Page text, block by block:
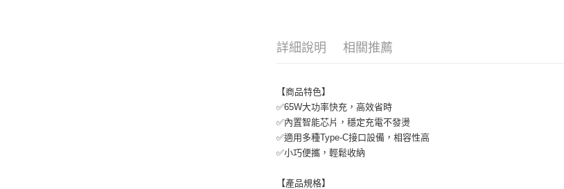
詳細說明 相關推薦
【商品特色】
✅65W大功率快充，高效省時
✅內置智能芯片，穩定充電不發燙
✅適用多種Type-C接口設備，相容性高
✅小巧便攜，輕鬆收納
【產品規格】